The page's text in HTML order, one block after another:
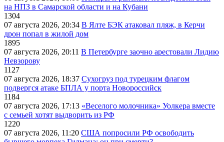
на НПЗ в Самарской области и на Кубани
1304
07 августа 2026, 20:34 В Ялте БЭК атаковал пляж, в Керчи
дрон попал в жилой дом
1895
07 августа 2026, 20:11 В Петербурге заочно арестовали Лидию
Невзорову
1127
07 августа 2026, 18:37 Сухогруз под турецким флагом
подвергся атаке БПЛА у порта Новороссийск
1184
07 августа 2026, 17:13 «Веселого молочника» Уолкера вместе
с семьей хотят выдворить из РФ
1220
07 августа 2026, 11:20 США попросили РФ освободить